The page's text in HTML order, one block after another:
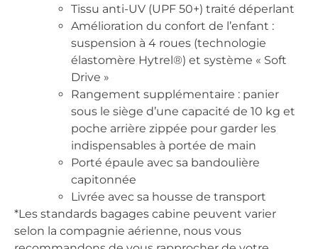
Tissu anti-UV (UPF 50+) traité déperlant
Amélioration du confort de l’enfant :
suspension à 4 roues (technologie
élastomère Hytrel®) et système « Soft
Drive »
Rangement supplémentaire : panier
sous le siège d’une capacité de 10 kg et
poche arrière zippée pour garder les
indispensables à portée de main
Porté épaule avec sa bandoulière
capitonnée
Livrée avec sa housse de transport
*Les standards bagages cabine peuvent varier
selon la compagnie aérienne, nous vous